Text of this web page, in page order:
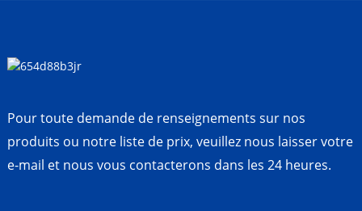
Pour toute demande de renseignements sur nos
produits ou notre liste de prix, veuillez nous laisser votre
e-mail et nous vous contacterons dans les 24 heures.